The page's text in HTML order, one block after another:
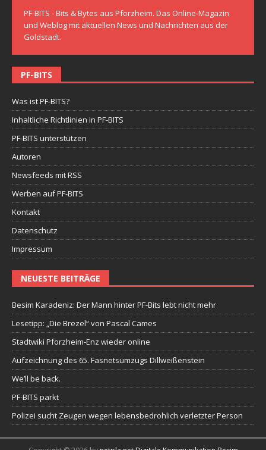
PF-BITS - Bits & Bytes aus Pforzheim. Das Online-Magazin
und Weblog mit aktuellen News und Nachrichten aus der
Goldstadt.
PF-BITS
Was ist PF-BITS?
Inhaltliche Richtlinien in PF-BITS
PF-BITS unterstützen
Autoren
Newsfeeds mit RSS
Werben auf PF-BITS
Kontakt
Datenschutz
Impressum
NEUESTE BEITRÄGE
Besim Karadeniz: Der Mann hinter PF-Bits lebt nicht mehr
Lesetipp: „Die Brezel“ von Pascal Cames
Stadtwiki Pforzheim-Enz wieder online
Aufzeichnung des 65. Fasnetsumzugs Dillweißenstein
We’ll be back.
PF-BITS parkt
Polizei sucht Zeugen wegen lebensbedrohlich verletzter Person